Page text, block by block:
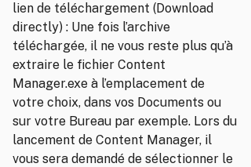
lien de téléchargement (Download
directly) : Une fois l’archive
téléchargée, il ne vous reste plus qu’à
extraire le fichier Content
Manager.exe à l’emplacement de
votre choix, dans vos Documents ou
sur votre Bureau par exemple. Lors du
lancement de Content Manager, il
vous sera demandé de sélectionner le